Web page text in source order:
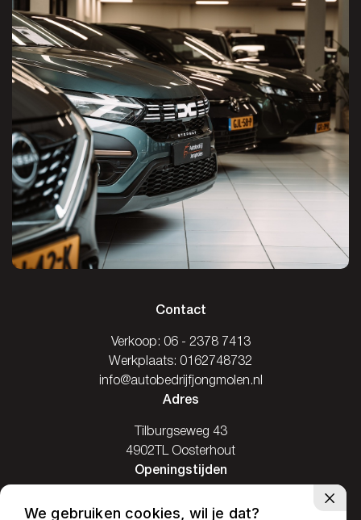
Contact
Verkoop: 06 - 2378 7413
Werkplaats: 0162748732
info@autobedrijfjongmolen.nl
Adres
Tilburgseweg 43
4902TL Oosterhout
Openingstijden
We gebruiken cookies, wil je dat?